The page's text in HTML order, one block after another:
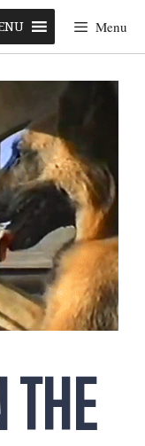
Menu